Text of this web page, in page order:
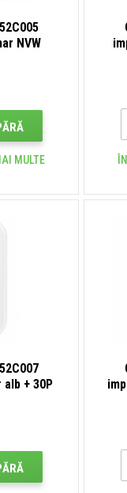
NVW
MULTE
+ 30P